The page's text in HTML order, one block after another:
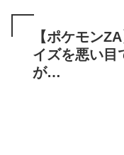
【ポケモン
イズを悪い目
が…